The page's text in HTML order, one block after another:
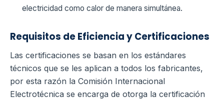
electricidad como calor de manera simultánea.
Requisitos de Eficiencia y Certificaciones
Las certificaciones se basan en los estándares
técnicos que se les aplican a todos los fabricantes,
por esta razón la Comisión Internacional
Electrotécnica se encarga de otorga la certificación